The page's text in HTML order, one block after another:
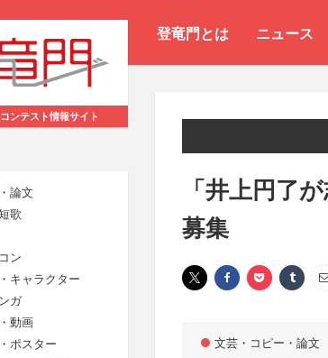
登竜門とは ニュース
ンテスト情報サイト
論文
歌
ン
キャラクター
ガ
動画
ポスター
「井上円了
募集
文芸・コピー・論文